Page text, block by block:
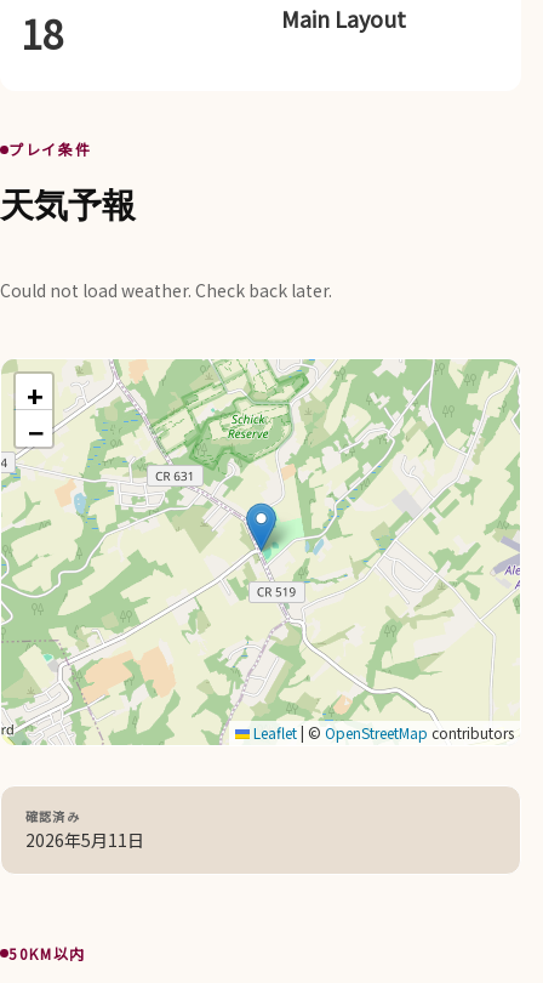
18 Main Layout
プレイ条件
天気予報
Could not load weather. Check back later.
+
−
Leaflet ©OpenStreetMap contributors
確認済み
2026年5月11日
50KM以内